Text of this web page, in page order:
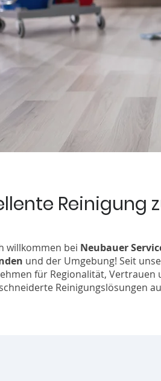
willkommen bei Neubauer
und der Umgebung! Seit
für Regionalität, Vertrauen
Reinigungslösungen